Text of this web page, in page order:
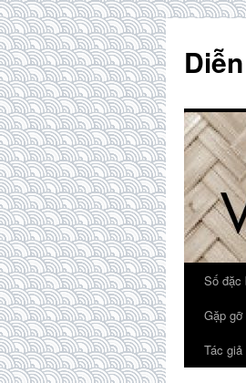
content
Số đặc
Gặp
Tác giả